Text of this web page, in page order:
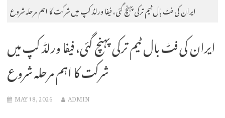
ایران کی فٹ بال ٹیم ترکی پہنچ گئی، فیفا ورلڈ کپ میں شرکت کا اہم مرحلہ شروع
ایران کی فٹ بال ٹیم ترکی پہنچ گئی، فیفا ورلڈ کپ میں
شرکت کا اہم مرحلہ شروع
MAY 18, 2026 ADMIN